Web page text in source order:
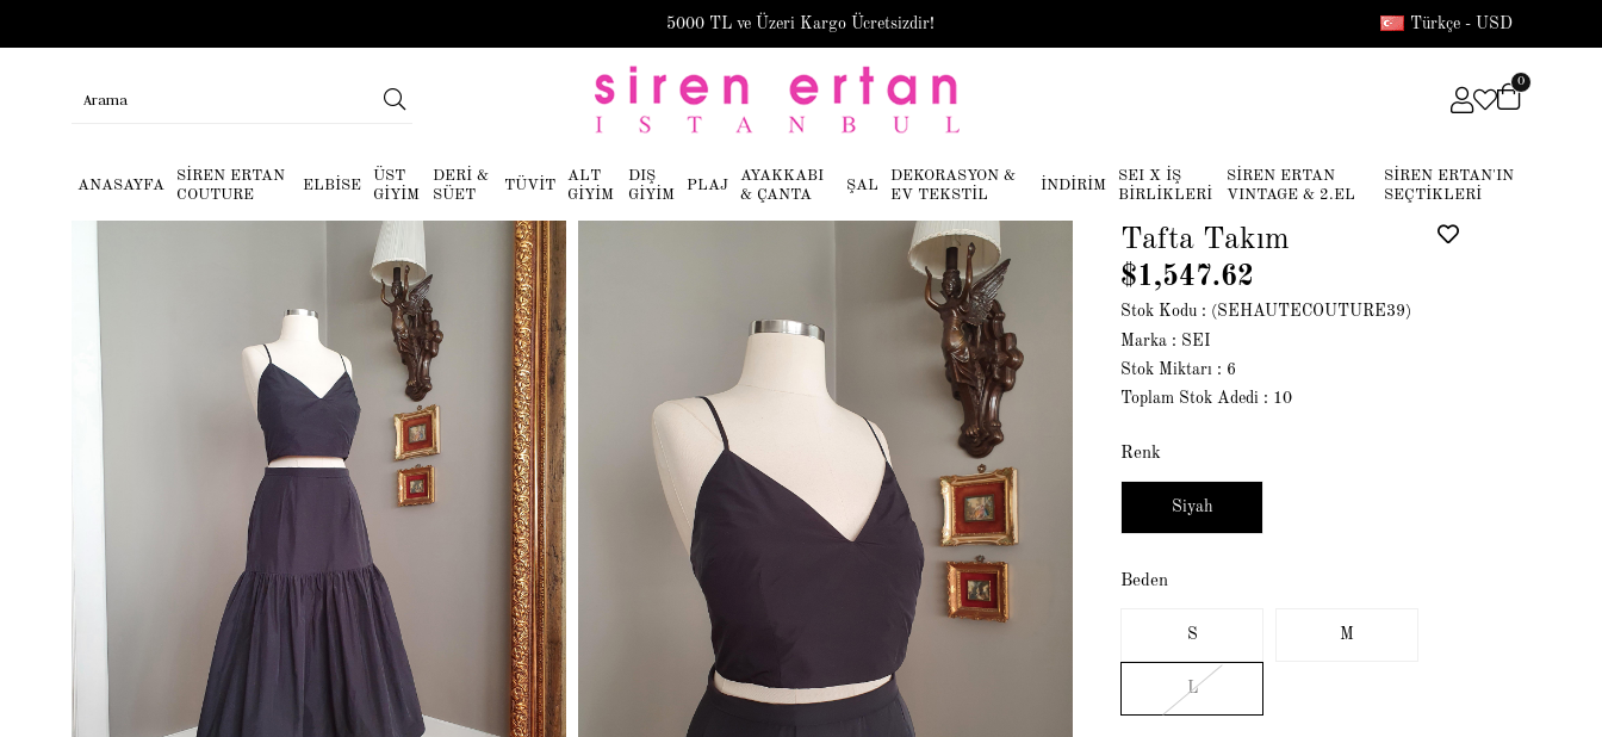
5000 TL ve Üzeri Kargo Ücretsizdir! Türkçe - USD
0
ANASAYFA
SİREN ERTAN
COUTURE
ELBİSE
ÜST
GİYİM
DERİ &
SÜET
TÜVİT
ALT
GİYİM
DIŞ
GİYİM
PLAJ
AYAKKABI
& ÇANTA
ŞAL
DEKORASYON &
EV TEKSTİL
İNDİRİM
SEI X İŞ
BİRLİKLERİ
SİREN ERTAN
VINTAGE & 2.EL
SİREN ERTAN'IN
SEÇTİKLERİ
Tafta Takım
$1,547.62
Stok Kodu
(SEHAUTECOUTURE39)
Marka : SEI
Stok Miktarı : 6
Toplam Stok Adedi : 10
Renk
Siyah
Beden
S M
L